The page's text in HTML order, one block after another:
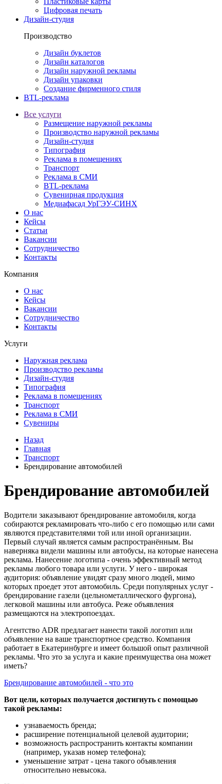
Цифровая печать
Дизайн-студия
Производство
Дизайн буклетов
Дизайн каталогов
Дизайн наружной рекламы
Дизайн упаковки
Создание фирменного стиля
BTL-реклама
Все услуги
Размещение наружной рекламы
Производство наружной рекламы
Дизайн-студия
Типография
Реклама в помещениях
Транспорт
Реклама в СМИ
BTL-реклама
Сувенирная продукция
Медиафасад УрГЭУ-СИНХ
О нас
Кейсы
Статьи
Вакансии
Сотрудничество
Контакты
Компания
О нас
Кейсы
Вакансии
Сотрудничество
Контакты
Услуги
Наружная реклама
Производство рекламы
Дизайн-студия
Типография
Реклама в помещениях
Транспорт
Реклама в СМИ
Сувениры
Назад
Главная
Транспорт
Брендирование автомобилей
Брендирование автомобилей
Водители заказывают брендирование автомобиля, когда
собираются рекламировать что-либо с его помощью или сами
являются представителями той или иной организации.
Первый случай является самым распространённым. Вы
наверняка видели машины или автобусы, на которые нанесена
реклама. Нанесение логотипа - очень эффективный метод
рекламы любого товара или услуги. У него - широкая
аудитория: объявление увидят сразу много людей, мимо
которых проедет этот автомобиль. Среди популярных услуг -
брендирование газели (цельнометаллического фургона),
легковой машины или автобуса. Реже объявления
размещаются на электропоездах.
Агентство ADR предлагает нанести такой логотип или
объявление на ваше транспортное средство. Компания
работает в Екатеринбурге и имеет большой опыт различной
рекламы. Что это за услуга и какие преимущества она может
иметь?
Брендирование автомобилей - что это
Вот цели, которых получается достигнуть с помощью
такой рекламы:
узнаваемость бренда;
расширение потенциальной целевой аудитории;
возможность распространить контакты компании
(например, указав номер телефона);
уменьшение затрат - цена такого объявления
относительно невысока.